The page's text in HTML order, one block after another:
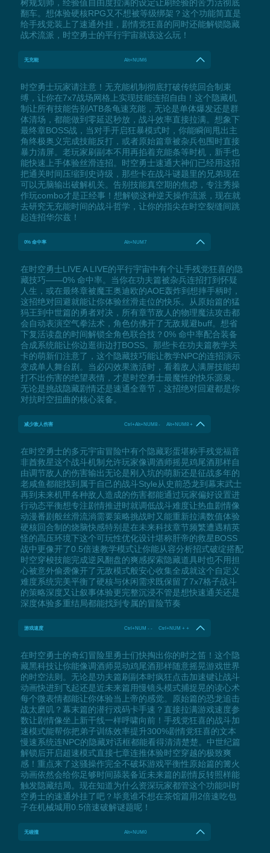
树规划师，经验值自由度拉满的设定让刷经验的苦力活彻底
翻车。想体验硬核RPG又不想被等级绑架？这个功能简直是
给手残党装上了速通外挂，剧情党狂喜的同时还能解锁隐藏
战术流派，时空勇士的平行宇宙就该这么玩！
无充能 Alt+NUM6
时空勇士玩家请注意！无充能机制彻底打破传统回合制束
缚，让你在7x7战场网格上实现技能连招自由！这个隐藏机
制让所有技能告别ATB条龟速充能，无论是单体爆发还是群
体清场，都能做到零延迟秒放，战斗效率直接拉满。想象下
最终章BOSS战，当对手开启狂暴模式时，你能瞬间甩出主
角终极奥义完成技能反打，或者原始篇章被杂兵包围时直接
暴力清屏。老玩家刷副本不用再掐着充能条等时机，新手也
能快速上手体验丝滑连招。时空勇士速通大神们已经用这招
把通关时间压缩到史诗级，那些卡在战斗谜题里的兄弟现在
可以无脑输出破解机关。告别技能真空期的焦虑，专注秀操
作玩combo才是正经事！想解锁这种逆天操作流派，现在就
去研究无充能时间的战斗哲学，让你的指尖在时空裂缝间跳
起连招华尔兹！
0% 命中率 Alt+NUM7
在时空勇士LIVE A LIVE的平行宇宙中有个让手残党狂喜的隐
藏技巧——0% 命中率。当你在功夫篇被杂兵连招打到怀疑
人生，或在最终章被魔王奥迪欧的AOE轰炸到想摔手柄时，
这招绝对回避就能让你体验丝滑走位的快乐。从原始篇的猛
犸王到中世篇的勇者对决，所有章节敌人的物理魔法攻击都
会自动表演空气拳法术，角色仿佛开了无敌规避buff。想省
下复活读盘的时间解锁全角色联合技？0% 命中率配合装备
合成系统能让你边逛街边打BOSS。那些卡在功夫篇教学关
卡的萌新们注意了，这个隐藏技巧能让教学NPC的连招演示
变成单人舞台剧。当必闪效果激活时，看着敌人满屏技能却
打不出伤害的绝望表情，才是时空勇士最魔性的快乐源泉。
无论是挑战隐藏剧情还是速通全章节，这招绝对回避都是你
对抗时空扭曲的核心装备。
减少敌人伤害 Ctrl+Alt+NUM8 - Alt+NUM8 +
在时空勇士的多元宇宙冒险中有个隐藏彩蛋堪称手残党福音
非酋救星这个战斗机制允许玩家像调酒师摇晃鸡尾酒那样自
由调节敌人的伤害输出无论是刚入坑的萌新还是征战多年的
老咸鱼都能找到属于自己的战斗Style从史前恐龙到幕末武士
再到未来机甲各种敌人造成的伤害都能通过玩家偏好设置进
行动态平衡想专注剧情推进时就调低战斗难度让热血剧情像
动漫番剧般丝滑流淌需要策略挑战时又能重新拉满数值体验
硬核回合制的烧脑快感特别是在未来科技章节频繁遭遇精英
怪的高压环境下这个可玩性优化设计堪称肝帝的救星BOSS
战中更像开了0.5倍速教学模式让你能从容分析招式破绽搭配
时空穿梭技能完成逆风翻盘的爽感探索隐藏道具时也不用担
心被意外偷袭像开了无敌模式般安心收集全成就这个自定义
难度系统完美平衡了硬核与休闲需求既保留了7x7格子战斗
的策略深度又让叙事体验更完整沉浸不管是想快速通关还是
深度体验多重结局都能找到专属的冒险节奏
游戏速度 Ctrl+NUM - - Ctrl+NUM + +
在时空勇士的奇幻冒险里勇士们快掏出你的时之笛！这个隐
藏黑科技让你能像调酒师晃动鸡尾酒那样随意摇晃游戏世界
的时空法则。无论是功夫篇刷副本时疯狂点击加速键让战斗
动画快进到飞起还是近未来篇用慢镜头模式捕捉晃的读心术
每个微表情都能让你体验当上帝的感觉。原始篇的恐龙追击
战太磨叽？幕末篇的潜行戏码卡手速？直接拉满游戏速度参
数让剧情像坐上新干线一样呼啸向前！手残党狂喜的战斗加
速模式能帮你把弟子训练效率提升300%剧情党狂喜的文本
慢速系统连NPC的隐藏对话框都能看得清清楚楚。中世纪篇
解锁后开启超速模式直接七章连推体验时空穿越的极致爽
感！重点来了这骚操作完全不破坏游戏平衡性原始篇的篝火
动画依然会给你足够时间舔装备近未来篇的剧情反转照样能
触发隐藏结局。现在知道为什么资深玩家都管这个功能叫时
空勇士的速通外挂了吧？毕竟谁不想在茶馆篇用2倍速吃包
子在机械城用0.5倍速破解谜题呢！
无碰撞 Alt+NUM0